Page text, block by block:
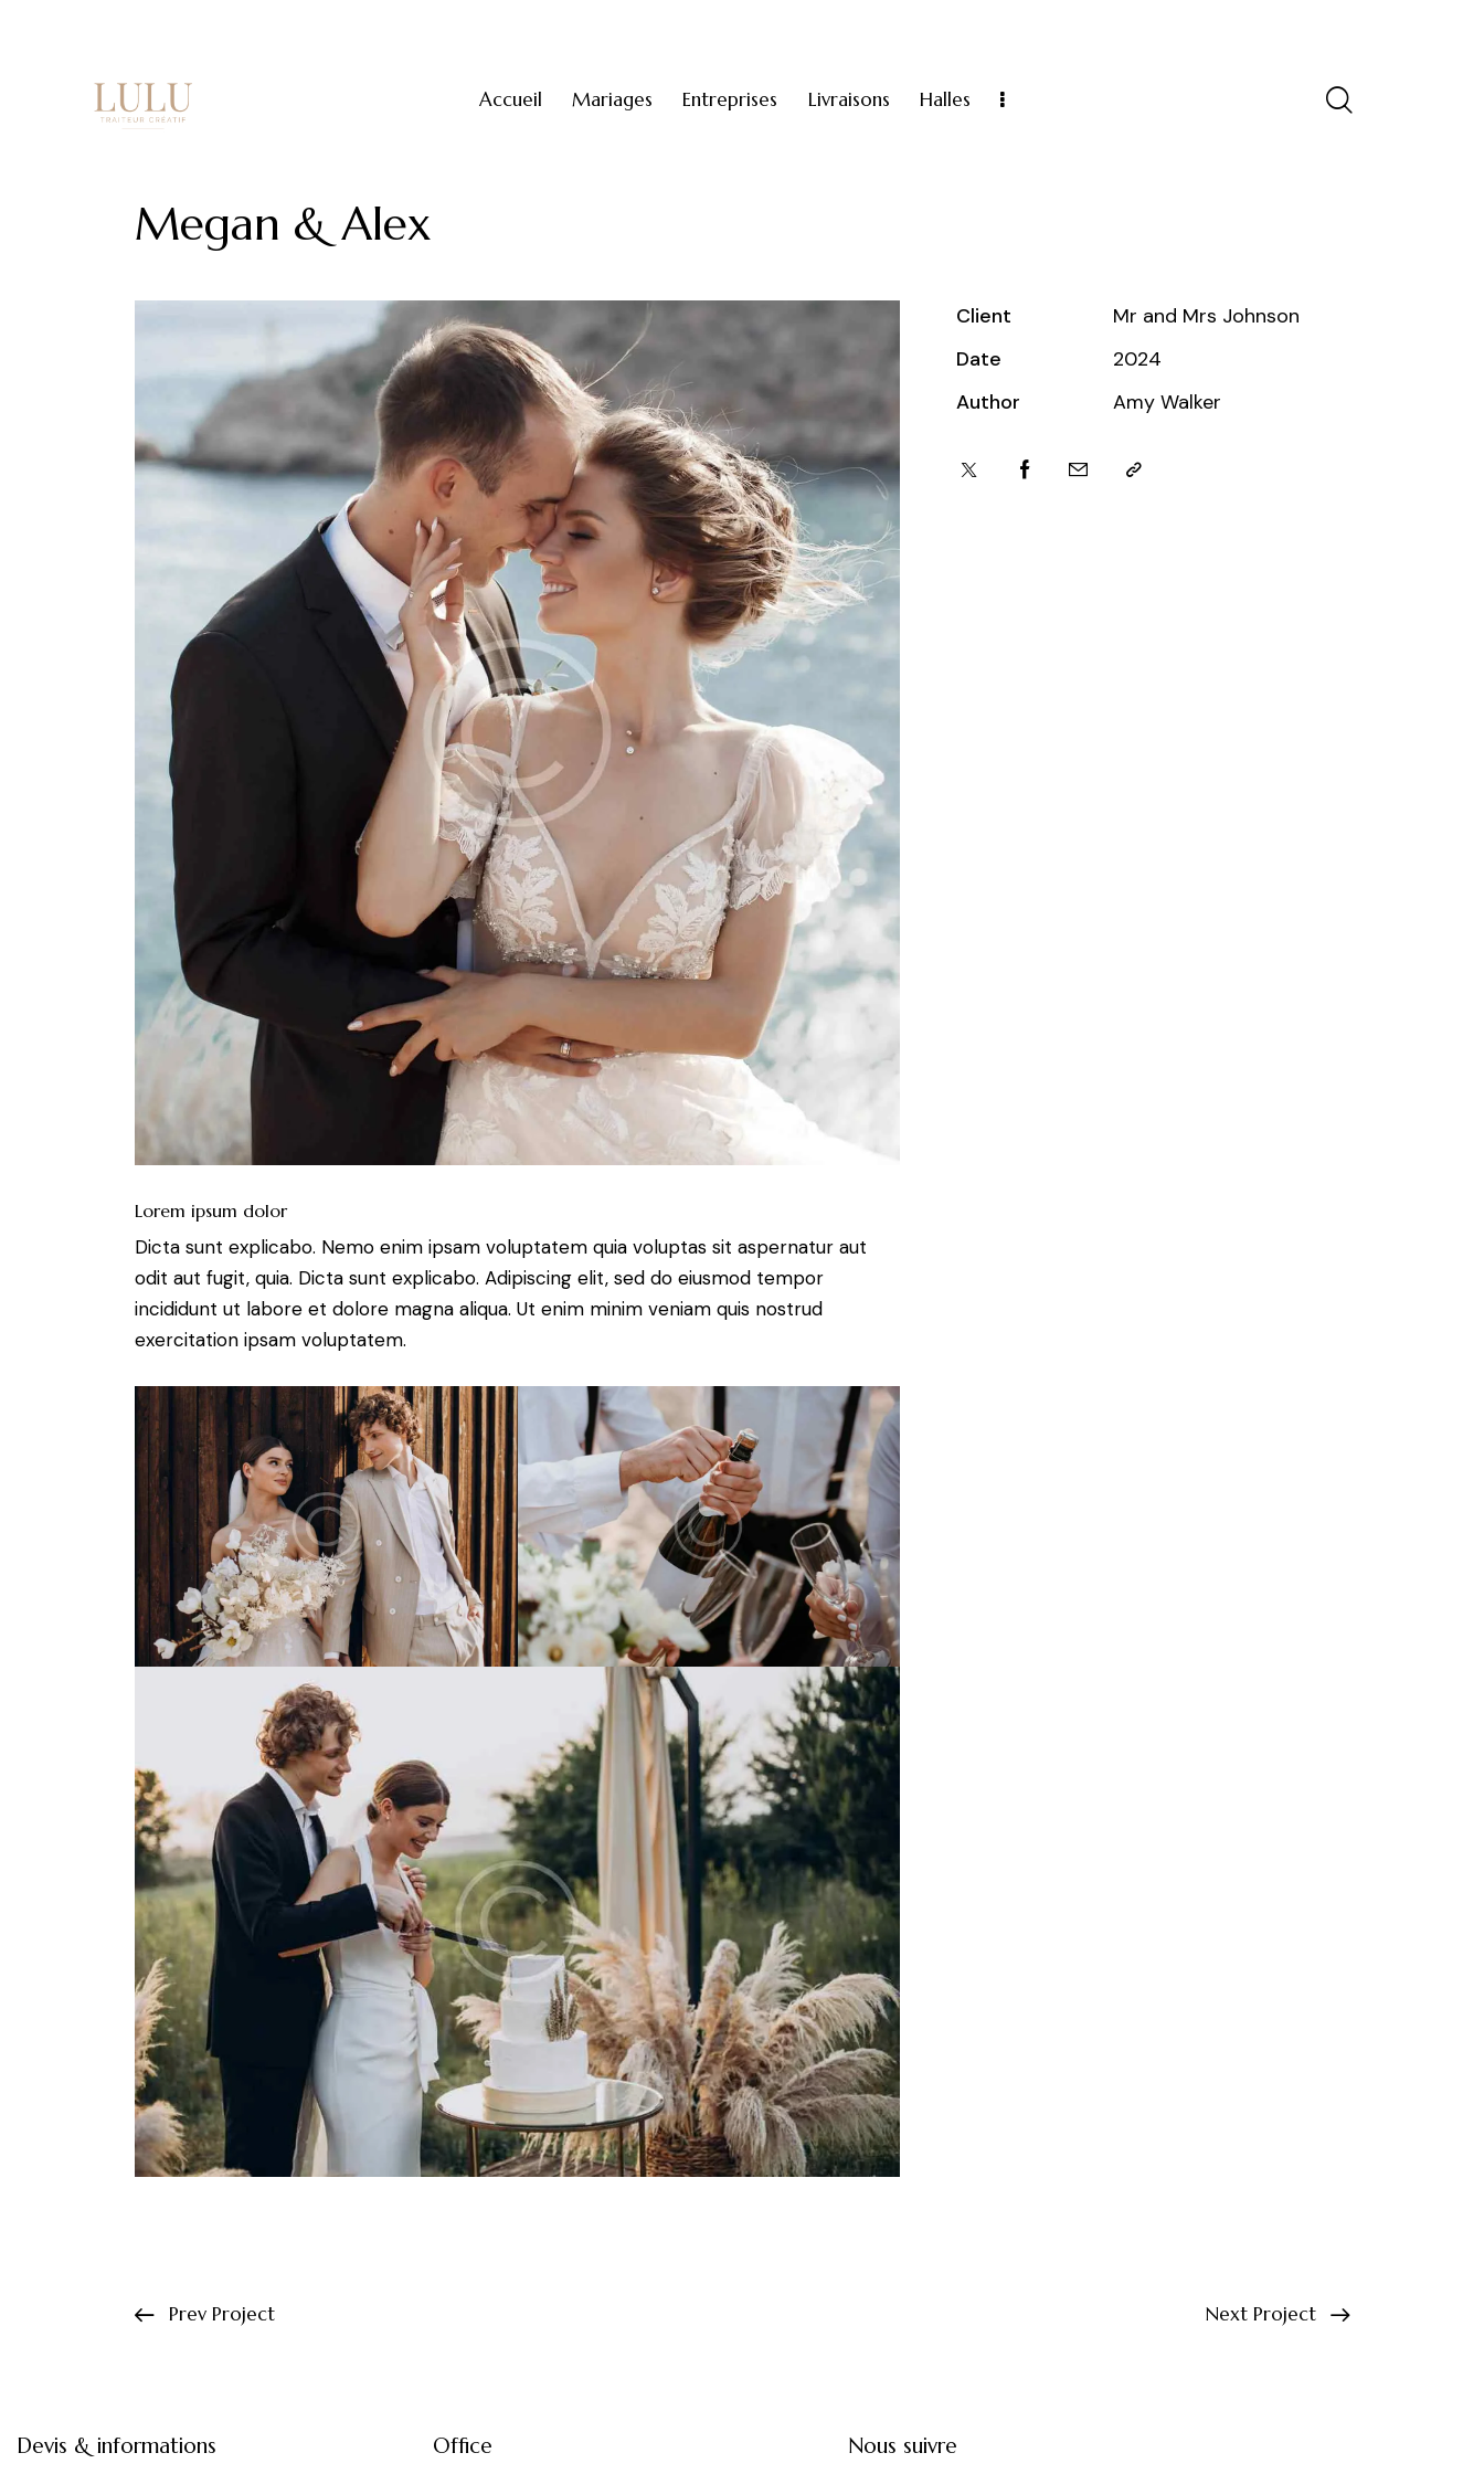
Accueil Mariages Entreprises Livraisons Halles
Megan & Alex
Lorem ipsum dolor
Dicta sunt explicabo. Nemo enim ipsam voluptatem quia voluptas sit aspernatur aut
odit aut fugit, quia. Dicta sunt explicabo. Adipiscing elit, sed do eiusmod tempor
incididunt ut labore et dolore magna aliqua. Ut enim minim veniam quis nostrud
exercitation ipsam voluptatem.
Client
Mr and Mrs Johnson
Date
2024
Author
Amy Walker
Prev Project Next Project
Devis & informations Office Nous suivre